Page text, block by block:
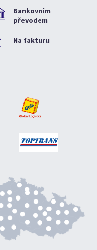
Bankovním
převodem
Na fakturu